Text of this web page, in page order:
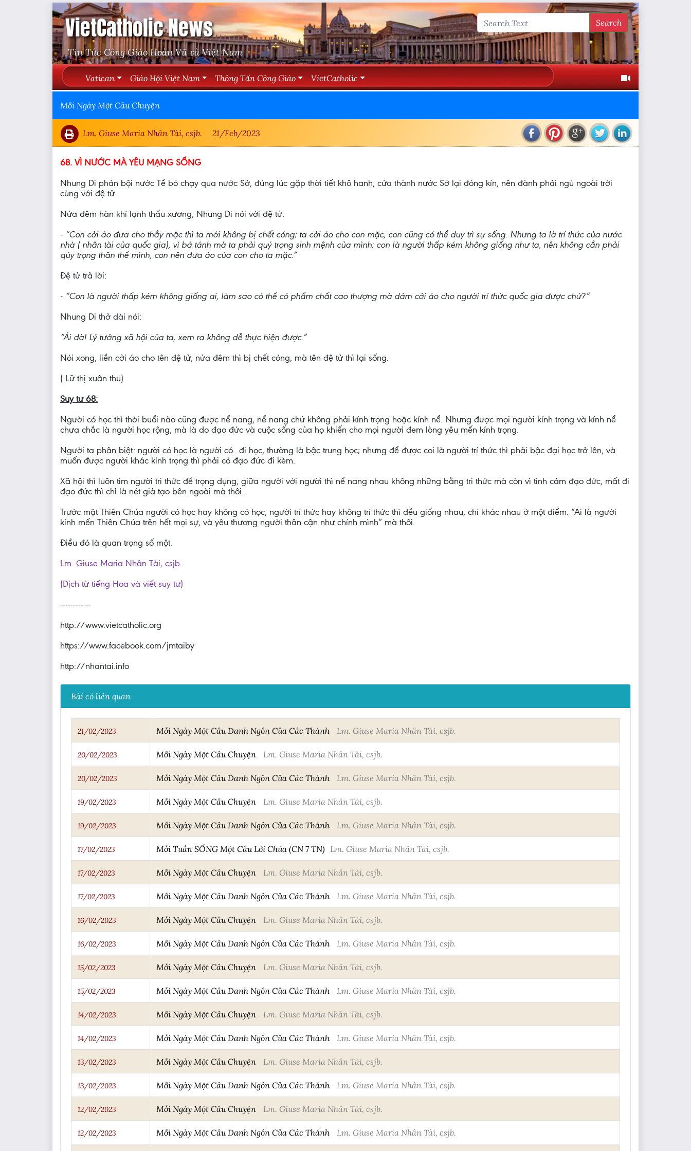
VietCatholic News
Tin Tức Công Giáo Hoàn Vũ và Việt Nam
Search
Vatican Giáo Hội Việt Nam Thông Tấn Công Giáo VietCatholic
Mỗi Ngày Một Câu Chuyện
Lm. Giuse Maria Nhân Tài, csjb. 21/Feb/2023
68. VÌ NƯỚC MÀ YÊU MẠNG SỐNG
Nhung Di phản bội nước Tề bỏ chạy qua nước Sở, đúng lúc gặp thời tiết khô hanh, cửa thành nước Sở lại đóng kín, nên đành phải ngủ ngoài trời
cùng với đệ tử.
Nửa đêm hàn khí lạnh thấu xương, Nhung Di nói với đệ tử:
- “Con cởi áo đưa cho thầy mặc thì ta mới không bị chết cóng; ta cởi áo cho con mặc, con cũng có thể duy trì sự sống. Nhưng ta là trí thức của nước
nhà ( nhân tài của quốc gia), vì bá tánh mà ta phải quý trọng sinh mệnh của mình; con là người thấp kém không giống như ta, nên không cần phải
qúy trọng thân thể mình, con nên đưa áo của con cho ta mặc.”
Đệ tử trả lời:
- “Con là người thấp kém không giống ai, làm sao có thể có phẩm chất cao thượng mà dám cởi áo cho người trí thức quốc gia được chứ?”
Nhung Di thở dài nói:
“Ái dà! Lý tưởng xã hội của ta, xem ra không dễ thực hiện được.”
Nói xong, liền cởi áo cho tên đệ tử, nửa đêm thì bị chết cóng, mà tên đệ tử thì lại sống.
( Lữ thị xuân thu)
Suy tư 68:
Người có học thì thời buổi nào cũng được nể nang, nể nang chứ không phải kính trọng hoặc kính nể. Nhưng được mọi người kính trọng và kính nể
chưa chắc là người học rộng, mà là do đạo đức và cuộc sống của họ khiến cho mọi người đem lòng yêu mến kính trọng.
Người ta phân biệt: người có học là người có...đi học, thường là bậc trung học; nhưng để được coi là người trí thức thì phải bậc đại học trở lên, và
muốn được người khác kính trọng thì phải có đạo đức đi kèm.
Xã hội thì luôn tìm người tri thức để trọng dụng, giữa người với người thì nể nang nhau không những bằng tri thức mà còn vì tình cảm đạo đức, mất đi
đạo đức thì chỉ là nét giả tạo bên ngoài mà thôi.
Trước mặt Thiên Chúa người có học hay không có học, người trí thức hay không trí thức thì đều giống nhau, chỉ khác nhau ở một điểm: “Ai là người
kính mến Thiên Chúa trên hết mọi sự, và yêu thương người thân cận như chính mình” mà thôi.
Điều đó là quan trọng số một.
Lm. Giuse Maria Nhân Tài, csjb.
(Dịch từ tiếng Hoa và viết suy tư)
------------
http://www.vietcatholic.org
https://www.facebook.com/jmtaiby
http://nhantai.info
Bài có liên quan
21/02/2023 Mỗi Ngày Một Câu Danh Ngôn Của Các Thánh Lm. Giuse Maria Nhân Tài, csjb.
20/02/2023 Mỗi Ngày Một Câu Chuyện Lm. Giuse Maria Nhân Tài, csjb.
20/02/2023 Mỗi Ngày Một Câu Danh Ngôn Của Các Thánh Lm. Giuse Maria Nhân Tài, csjb.
19/02/2023 Mỗi Ngày Một Câu Chuyện Lm. Giuse Maria Nhân Tài, csjb.
19/02/2023 Mỗi Ngày Một Câu Danh Ngôn Của Các Thánh Lm. Giuse Maria Nhân Tài, csjb.
17/02/2023 Mỗi Tuần SỐNG Một Câu Lời Chúa (CN 7 TN) Lm. Giuse Maria Nhân Tài, csjb.
17/02/2023 Mỗi Ngày Một Câu Chuyện Lm. Giuse Maria Nhân Tài, csjb.
17/02/2023 Mỗi Ngày Một Câu Danh Ngôn Của Các Thánh Lm. Giuse Maria Nhân Tài, csjb.
16/02/2023 Mỗi Ngày Một Câu Chuyện Lm. Giuse Maria Nhân Tài, csjb.
16/02/2023 Mỗi Ngày Một Câu Danh Ngôn Của Các Thánh Lm. Giuse Maria Nhân Tài, csjb.
15/02/2023 Mỗi Ngày Một Câu Chuyện Lm. Giuse Maria Nhân Tài, csjb.
15/02/2023 Mỗi Ngày Một Câu Danh Ngôn Của Các Thánh Lm. Giuse Maria Nhân Tài, csjb.
14/02/2023 Mỗi Ngày Một Câu Chuyện Lm. Giuse Maria Nhân Tài, csjb.
14/02/2023 Mỗi Ngày Một Câu Danh Ngôn Của Các Thánh Lm. Giuse Maria Nhân Tài, csjb.
13/02/2023 Mỗi Ngày Một Câu Chuyện Lm. Giuse Maria Nhân Tài, csjb.
13/02/2023 Mỗi Ngày Một Câu Danh Ngôn Của Các Thánh Lm. Giuse Maria Nhân Tài, csjb.
12/02/2023 Mỗi Ngày Một Câu Chuyện Lm. Giuse Maria Nhân Tài, csjb.
12/02/2023 Mỗi Ngày Một Câu Danh Ngôn Của Các Thánh Lm. Giuse Maria Nhân Tài, csjb.